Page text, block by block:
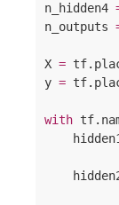
n_hidden4
n_outputs
X =
y =
with